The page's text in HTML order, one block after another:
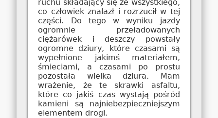
ruchu składający się ze wszystkiego,
co człowiek znalazł i rozrzucił w tej
części. Do tego w wyniku jazdy
ogromnie przeładowanych
ciężarówek i deszczy powstały
ogromne dziury, które czasami są
wypełnione jakimś materiałem,
śmieciami, a czasami po prostu
pozostała wielka dziura. Mam
wrażenie, że te skrawki asfaltu,
które co jakiś czas wystają pośród
kamieni są najniebezpieczniejszym
elementem drogi.